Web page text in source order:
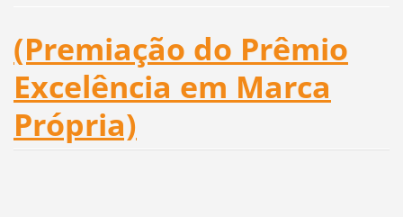
(Premiação do Prêmio
Excelência em Marca
Própria)